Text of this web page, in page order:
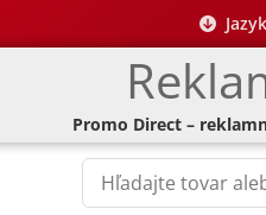
Jazyk
Promo Direct –